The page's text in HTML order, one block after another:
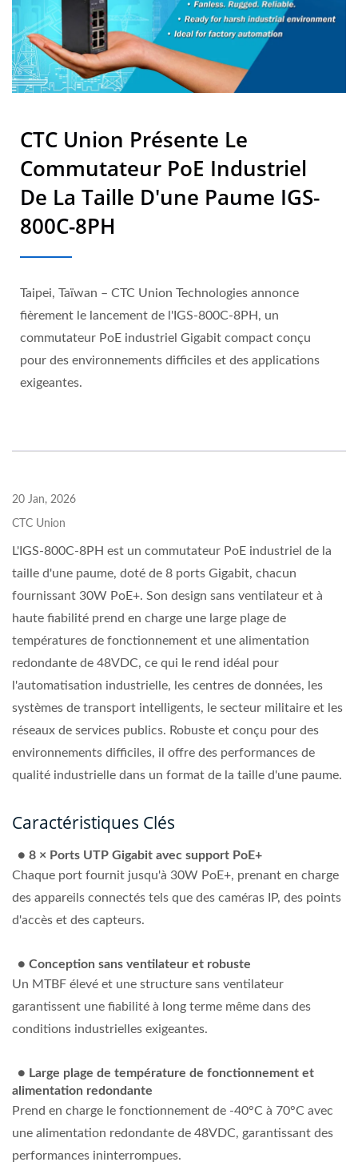
CTC Union Présente Le
Commutateur PoE Industriel
De La Taille D'une Paume IGS-
800C-8PH
Taipei, Taïwan – CTC Union Technologies annonce
fièrement le lancement de l'IGS-800C-8PH, un
commutateur PoE industriel Gigabit compact conçu
pour des environnements difficiles et des applications
exigeantes.
20 Jan, 2026
CTC Union
L'IGS-800C-8PH est un commutateur PoE industriel de la
taille d'une paume, doté de 8 ports Gigabit, chacun
fournissant 30W PoE+. Son design sans ventilateur et à
haute fiabilité prend en charge une large plage de
températures de fonctionnement et une alimentation
redondante de 48VDC, ce qui le rend idéal pour
l'automatisation industrielle, les centres de données, les
systèmes de transport intelligents, le secteur militaire et les
réseaux de services publics. Robuste et conçu pour des
environnements difficiles, il offre des performances de
qualité industrielle dans un format de la taille d'une paume.
Caractéristiques Clés
● 8 × Ports UTP Gigabit avec support PoE+
Chaque port fournit jusqu'à 30W PoE+, prenant en charge
des appareils connectés tels que des caméras IP, des points
d'accès et des capteurs.
● Conception sans ventilateur et robuste
Un MTBF élevé et une structure sans ventilateur
garantissent une fiabilité à long terme même dans des
conditions industrielles exigeantes.
● Large plage de température de fonctionnement et
alimentation redondante
Prend en charge le fonctionnement de -40°C à 70°C avec
une alimentation redondante de 48VDC, garantissant des
performances ininterrompues.